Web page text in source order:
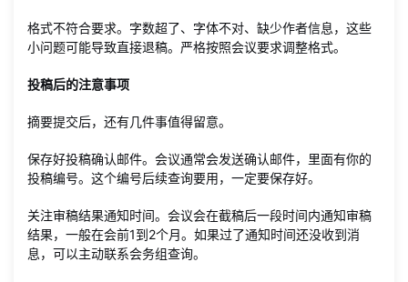
格式不符合要求。字数超了、字体不对、缺少作者信息，这些
小问题可能导致直接退稿。严格按照会议要求调整格式。
投稿后的注意事项
摘要提交后，还有几件事值得留意。
保存好投稿确认邮件。会议通常会发送确认邮件，里面有你的
投稿编号。这个编号后续查询要用，一定要保存好。
关注审稿结果通知时间。会议会在截稿后一段时间内通知审稿
结果，一般在会前1到2个月。如果过了通知时间还没收到消
息，可以主动联系会务组查询。